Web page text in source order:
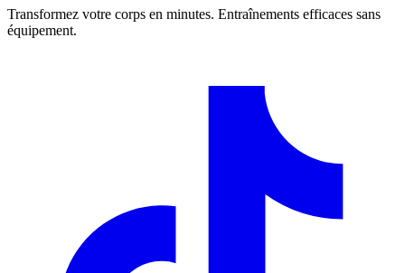
Transformez votre corps en minutes. Entraînements efficaces sans
équipement.